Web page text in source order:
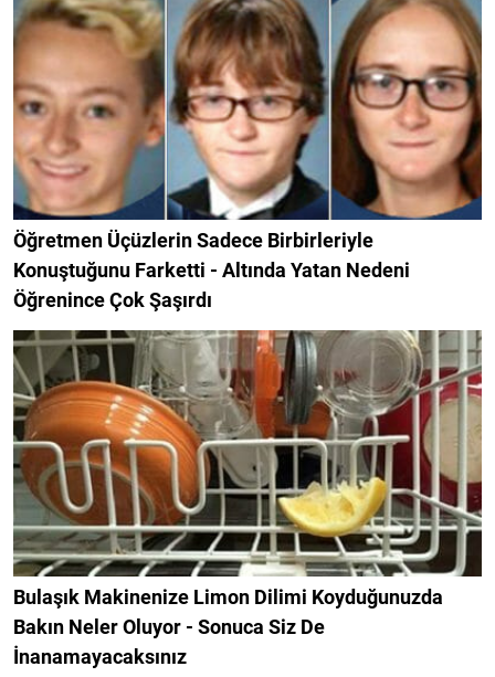
Öğretmen Üçüzlerin Sadece Birbirleriyle
Konuştuğunu Farketti - Altında Yatan Nedeni
Öğrenince Çok Şaşırdı
Bulaşık Makinenize Limon Dilimi Koyduğunuzda
Bakın Neler Oluyor - Sonuca Siz De
İnanamayacaksınız